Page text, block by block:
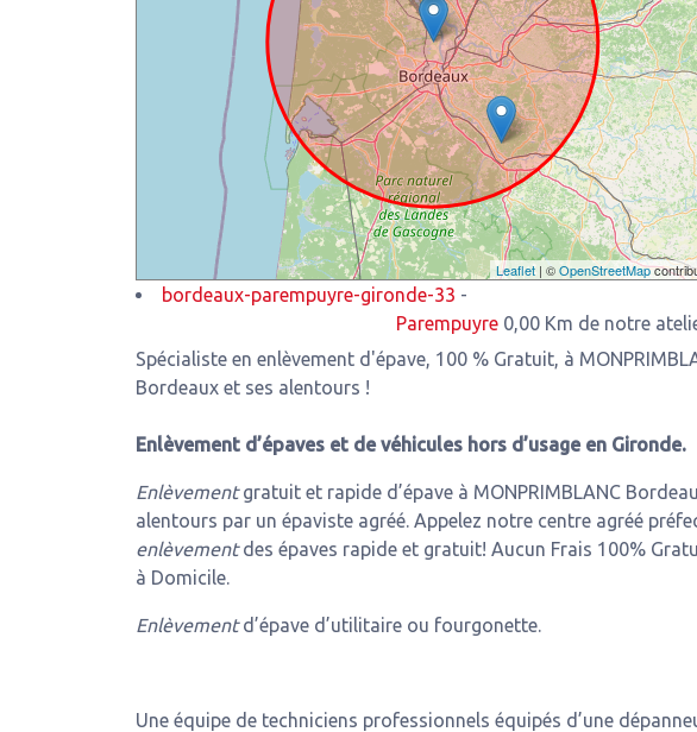
Leaflet | ©OpenStreetMap
bordeaux-parempuyre-gironde-33 -
Parempuyre0,00 Km de notre atelier
Spécialiste en enlèvement d'épave, 100 % Gratuit, à
Bordeaux et ses alentours !
Enlèvement d’épaves et de véhicules hors d’usage en Gironde.
Enlèvementgratuit et rapide d’épave à MONPRIMBLANC
alentours par un épaviste agréé. Appelez notre centre agréé
enlèvementdes épaves rapide et gratuit! Aucun Frais 100%
à Domicile.
Enlèvementd’épave d’utilitaire ou fourgonette.
Une équipe de techniciens professionnels équipés d’une